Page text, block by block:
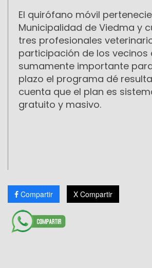
El quirófano móvil
Municipalidad de Viedma y
tres profesionales
participación de los vecinos
sumamente importante
plazo el programa dé
cuenta que el plan es
gratuito y masivo.
Compartir X Compartir